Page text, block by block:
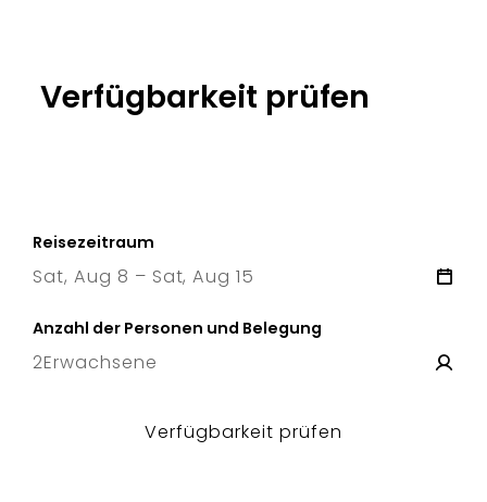
Verfügbarkeit prüfen
Reisezeitraum
Sat, Aug 8 – Sat, Aug 15
Anzahl der Personen und Belegung
2Erwachsene
Verfügbarkeit prüfen